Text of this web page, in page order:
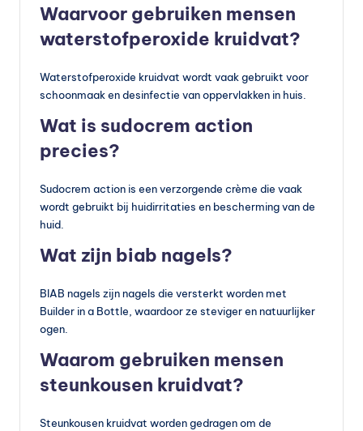
Waarvoor gebruiken mensen
waterstofperoxide kruidvat?
Waterstofperoxide kruidvat wordt vaak gebruikt voor
schoonmaak en desinfectie van oppervlakken in huis.
Wat is sudocrem action
precies?
Sudocrem action is een verzorgende crème die vaak
wordt gebruikt bij huidirritaties en bescherming van de
huid.
Wat zijn biab nagels?
BIAB nagels zijn nagels die versterkt worden met
Builder in a Bottle, waardoor ze steviger en natuurlijker
ogen.
Waarom gebruiken mensen
steunkousen kruidvat?
Steunkousen kruidvat worden gedragen om de